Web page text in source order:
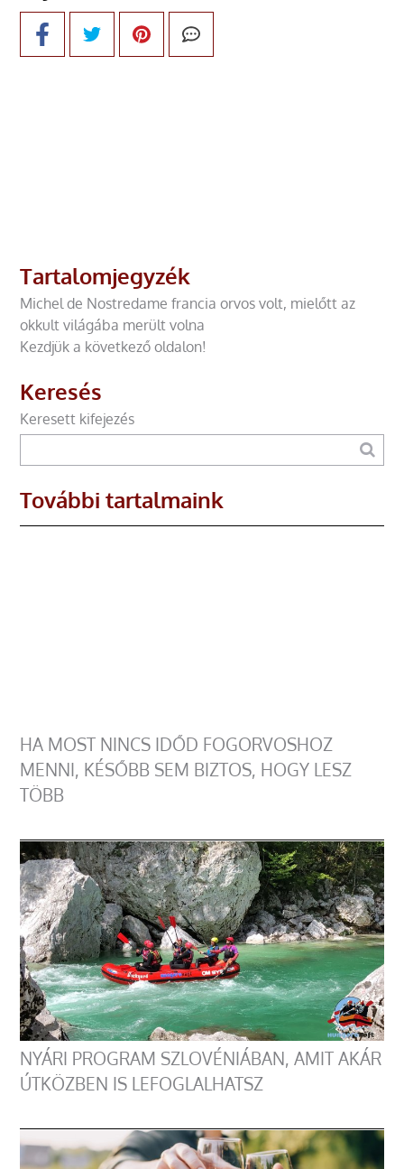
Tartalomjegyzék
Michel de Nostredame francia orvos volt, mielőtt az
okkult világába merült volna
Kezdjük a következő oldalon!
Keresés
Keresett kifejezés
További tartalmaink
HA MOST NINCS IDŐD FOGORVOSHOZ
MENNI, KÉSŐBB SEM BIZTOS, HOGY LESZ
TÖBB
NYÁRI PROGRAM SZLOVÉNIÁBAN, AMIT AKÁR
ÚTKÖZBEN IS LEFOGLALHATSZ